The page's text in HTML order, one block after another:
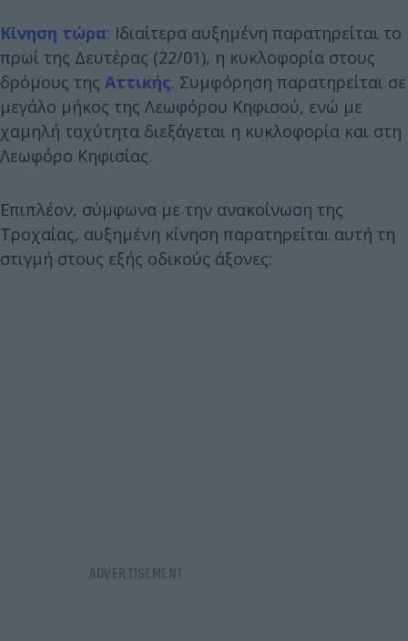
Κίνηση τώρα: Ιδιαίτερα αυξημένη παρατηρείται το
πρωί της Δευτέρας (22/01), η κυκλοφορία στους
δρόμους της Αττικής. Συμφόρηση παρατηρείται σε
μεγάλο μήκος της Λεωφόρου Κηφισού, ενώ με
χαμηλή ταχύτητα διεξάγεται η κυκλοφορία και στη
Λεωφόρο Κηφισίας.
Επιπλέον, σύμφωνα με την ανακοίνωση της
Τροχαίας, αυξημένη κίνηση παρατηρείται αυτή τη
στιγμή στους εξής οδικούς άξονες: